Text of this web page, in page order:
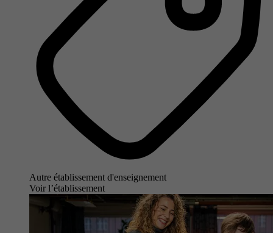
Autre établissement d'enseignement
Voir l’établissement